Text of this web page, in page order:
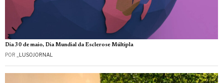
Dia 30 de maio, Dia Mundial da Esclerose Múltipla
POR _LUSOJORNAL